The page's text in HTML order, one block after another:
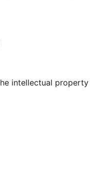
channel
intellectual property